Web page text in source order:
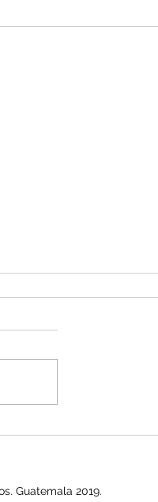
NUEVO ISR para EMPLEADOS
Guatemala 2019.